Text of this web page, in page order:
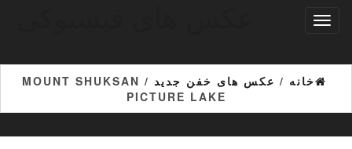
تغییر
خانه/ عکس های خفن جدید
/ MOUNT SHUKSAN
PICTURE LAKE